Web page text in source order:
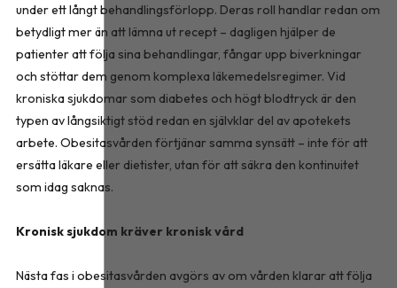
under ett långt behandlingsförlopp. Deras roll handlar redan om
betydligt mer än att lämna ut recept – dagligen hjälper de
patienter att följa sina behandlingar, fångar upp biverkningar
och stöttar dem genom komplexa läkemedelsregimer. Vid
kroniska sjukdomar som diabetes och högt blodtryck är den
typen av långsiktigt stöd redan en självklar del av apotekets
arbete. Obesitasvården förtjänar samma synsätt – inte för att
ersätta läkare eller dietister, utan för att säkra den kontinuitet
som idag saknas.
Kronisk sjukdom kräver kronisk vård
Nästa fas i obesitasvården avgörs av om vården klarar att följa